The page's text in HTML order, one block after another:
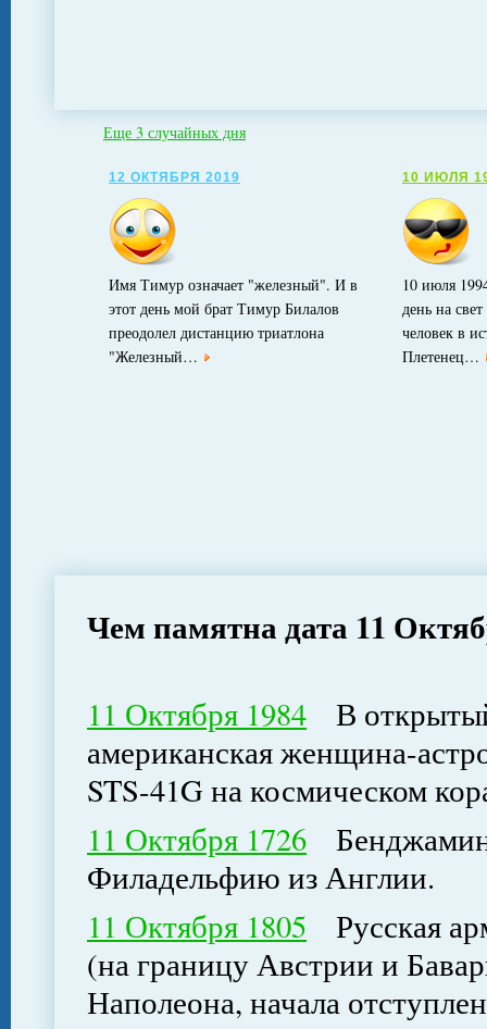
Еще 3 случайных дня
12 ОКТЯБРЯ 2019
Имя Тимур означает "железный". И в
этот день мой брат Тимур Билалов
преодолел дистанцию триатлона
"Железный…
10 ИЮЛЯ
10 июля
день на
человек в
Плетенец…
Чем памятна дата 11
11 Октября 1984 В
американская женщина-
STS-41G на космическом
11 Октября 1726
Филадельфию из Англии.
11 Октября 1805 Русская
(на границу Австрии и
Наполеона, начала